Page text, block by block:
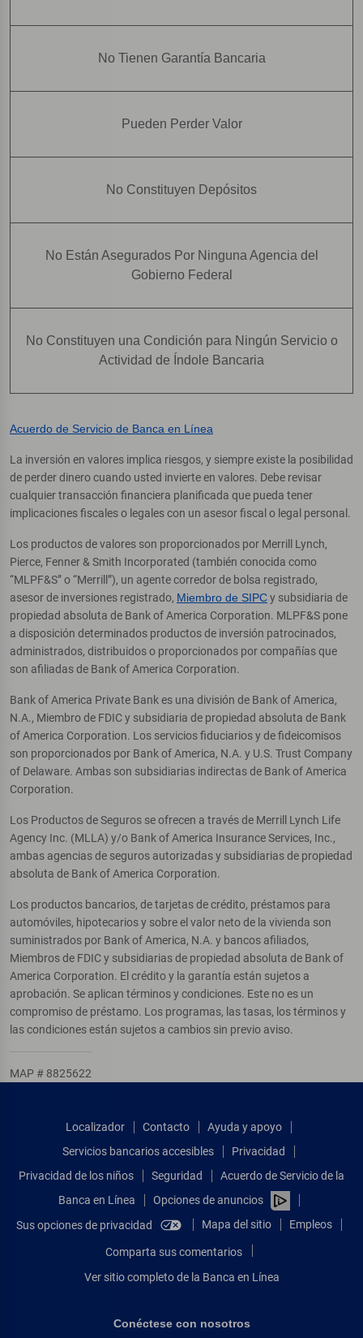
No Tienen Garantía Bancaria
Pueden Perder Valor
No Constituyen Depósitos
No Están Asegurados Por Ninguna Agencia del
Gobierno Federal
No Constituyen una Condición para Ningún Servicio o
Actividad de Índole Bancaria
Acuerdo de Servicio de Banca en Línea
La inversión en valores implica riesgos, y siempre existe la posibilidad
de perder dinero cuando usted invierte en valores. Debe revisar
cualquier transacción financiera planificada que pueda tener
implicaciones fiscales o legales con un asesor fiscal o legal personal.
Los productos de valores son proporcionados por Merrill Lynch,
Pierce, Fenner & Smith Incorporated (también conocida como
“MLPF&S” o “Merrill”), un agente corredor de bolsa registrado,
asesor de inversiones registrado, Miembro de SIPCy subsidiaria de
propiedad absoluta de Bank of America Corporation. MLPF&S pone
a disposición determinados productos de inversión patrocinados,
administrados, distribuidos o proporcionados por compañías que
son afiliadas de Bank of America Corporation.
Bank of America Private Bank es una división de Bank of America,
N.A., Miembro de FDIC y subsidiaria de propiedad absoluta de Bank
of America Corporation. Los servicios fiduciarios y de fideicomisos
son proporcionados por Bank of America, N.A. y U.S. Trust Company
of Delaware. Ambas son subsidiarias indirectas de Bank of America
Corporation.
Los Productos de Seguros se ofrecen a través de Merrill Lynch Life
Agency Inc. (MLLA) y/o Bank of America Insurance Services, Inc.,
ambas agencias de seguros autorizadas y subsidiarias de propiedad
absoluta de Bank of America Corporation.
Los productos bancarios, de tarjetas de crédito, préstamos para
automóviles, hipotecarios y sobre el valor neto de la vivienda son
suministrados por Bank of America, N.A. y bancos afiliados,
Miembros de FDIC y subsidiarias de propiedad absoluta de Bank of
America Corporation. El crédito y la garantía están sujetos a
aprobación. Se aplican términos y condiciones. Este no es un
compromiso de préstamo. Los programas, las tasas, los términos y
las condiciones están sujetos a cambios sin previo aviso.
MAP # 8825622
Localizador Contacto
Ayuda y apoyo
Servicios bancarios accesibles
Privacidad
Privacidad de los niños
Seguridad
Acuerdo de Servicio de la
Banca en Línea
Opciones de anuncios
Sus opciones de privacidad
Mapa del sitio Empleos
Comparta sus comentarios
Ver sitio completo de la Banca en Línea
Conéctese con nosotros